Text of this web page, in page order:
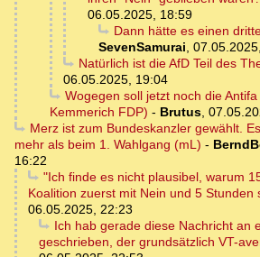
06.05.2025, 18:59
Dann hätte es einen
SevenSamurai,
Natürlich ist die AfD Teil des
06.05.2025, 19:04
Wogegen soll jetzt noch die
Kemmerich FDP) - Brutus,
Merz ist zum Bundeskanzler gewählt.
mehr als beim 1. Wahlgang (mL) -
16:22
"Ich finde es nicht plausibel, warum
Koalition zuerst mit Nein und 5 Stunden
06.05.2025, 22:23
Ich hab gerade diese Nachricht an
geschrieben, der grundsätzlich VT-